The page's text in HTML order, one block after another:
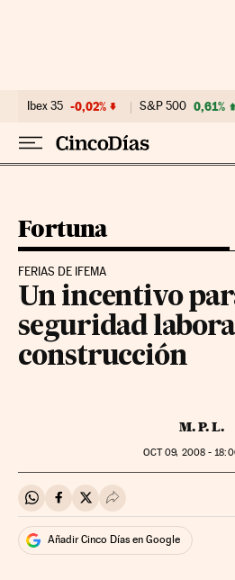
Ibex 35 -0,02% S&P 500 0,61%
Fortuna
FERIAS DE IFEMA
Un incentivo
seguridad
construcción
M. P. L.
OCT09, 2008 -
Compartir en Whatsapp
Compartir en Facebook
Compartir en Twitter
Desplegar Redes
Añadir Cinco Días en Google